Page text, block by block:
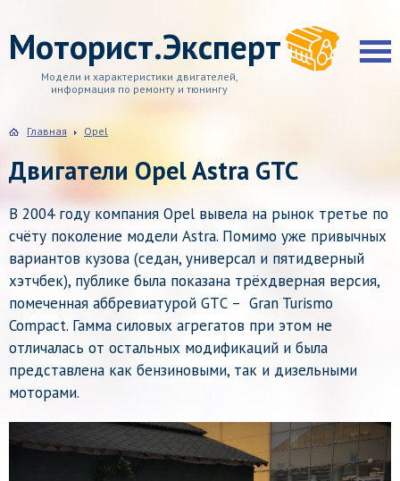
Моторист.Эксперт
Модели и характеристики двигателей,
информация по ремонту и тюнингу
Главная Opel
Двигатели Opel Astra GTC
В 2004 году компания Opel вывела на рынок третье по
счёту поколение модели Astra. Помимо уже привычных
вариантов кузова (седан, универсал и пятидверный
хэтчбек), публике была показана трёхдверная версия,
помеченная аббревиатурой GTС – Gran Turismo
Compact. Гамма силовых агрегатов при этом не
отличалась от остальных модификаций и была
представлена как бензиновыми, так и дизельными
моторами.